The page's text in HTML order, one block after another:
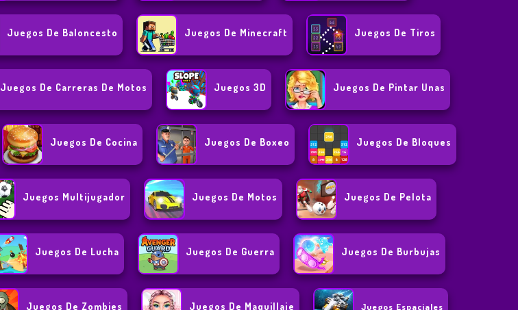
Juegos De Baloncesto Juegos De Minecraft Juegos De Tiros
Juegos De Carreras De Motos Juegos 3D Juegos De Pintar Unas
Juegos De Cocina Juegos De Boxeo Juegos De Bloques
Juegos Multijugador Juegos De Motos Juegos De Pelota
Juegos De Lucha Juegos De Guerra Juegos De Burbujas
Juegos De Zombies Juegos De Maquillaje Juegos Espaciales